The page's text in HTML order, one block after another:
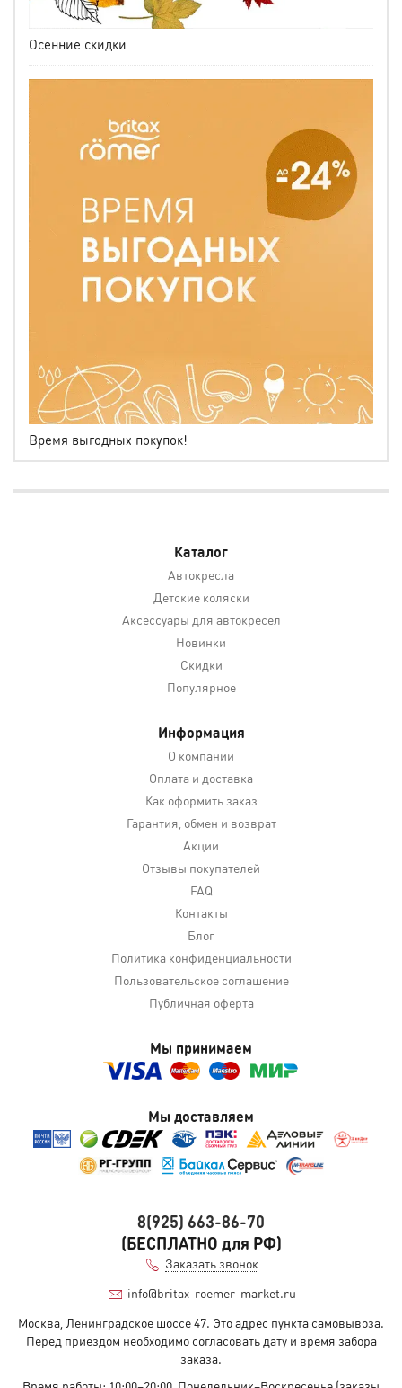
Осенние скидки
Время выгодных покупок!
Каталог
Автокресла
Детские коляски
Аксессуары для автокресел
Новинки
Скидки
Популярное
Информация
О компании
Оплата и доставка
Как оформить заказ
Гарантия, обмен и возврат
Акции
Отзывы покупателей
FAQ
Контакты
Блог
Политика конфиденциальности
Пользовательское соглашение
Публичная оферта
Мы принимаем
Мы доставляем
8(925) 663-86-70
(БЕСПЛАТНО для РФ)
Заказать звонок
info@britax-roemer-market.ru
Москва, Ленинградское шоссе 47. Это адрес пункта самовывоза.
Перед приездом необходимо согласовать дату и время забора
заказа.